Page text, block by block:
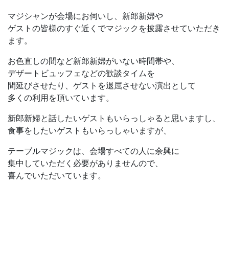
マジシャンが会場にお伺いし、新郎新婦や
ゲストの皆様のすぐ近くでマジックを披露させていただき
ます。
お色直しの間など新郎新婦がいない時間帯や、
デザートビュッフェなどの歓談タイムを
間延びさせたり、ゲストを退屈させない演出として
多くの利用を頂いています。
新郎新婦と話したいゲストもいらっしゃると思いますし、
食事をしたいゲストもいらっしゃいますが、
テーブルマジックは、会場すべての人に余興に
集中していただく必要がありませんので、
喜んでいただいています。